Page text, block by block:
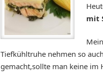
mit
Tiefkühltruhe nehmen so
gemacht,sollte man keine im